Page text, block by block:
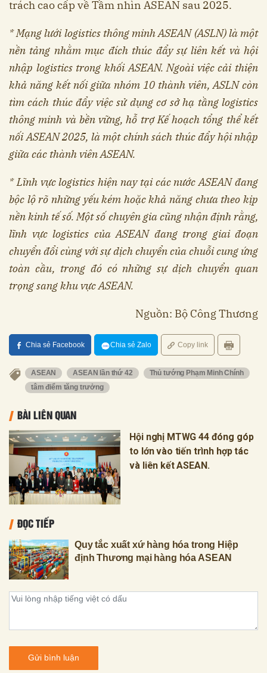
trách cao cấp về Tầm nhìn ASEAN sau 2025.
* Mạng lưới logistics thông minh ASEAN (ASLN) là một
nền tảng nhằm mục đích thúc đẩy sự liên kết và hội
nhập logistics trong khối ASEAN. Ngoài việc cải thiện
khả năng kết nối giữa nhóm 10 thành viên, ASLN còn
tìm cách thúc đẩy việc sử dụng cơ sở hạ tầng logistics
thông minh và bền vững, hỗ trợ Kế hoạch tổng thể kết
nối ASEAN 2025, là một chính sách thúc đẩy hội nhập
giữa các thành viên ASEAN.
* Lĩnh vực logistics hiện nay tại các nước ASEAN đang
bộc lộ rõ những yếu kém hoặc khả năng chưa theo kịp
nền kinh tế số. Một số chuyên gia cũng nhận định rằng,
lĩnh vực logistics của ASEAN đang trong giai đoạn
chuyển đổi cùng với sự dịch chuyển của chuỗi cung ứng
toàn cầu, trong đó có những sự dịch chuyển quan
trọng sang khu vực ASEAN.
Nguồn: Bộ Công Thương
Chia sẻ Facebook Chia sẻ Zalo Copy link
ASEAN ASEAN lần thứ 42
Thủ tướng Phạm Minh Chính
tâm điểm tăng trưởng
BÀI LIÊN QUAN
Hội nghị MTWG 44 đóng góp
to lớn vào tiến trình hợp tác
và liên kết ASEAN.
ĐỌC TIẾP
Quy tắc xuất xứ hàng hóa trong Hiệp
định Thương mại hàng hóa ASEAN
Gửi bình luận